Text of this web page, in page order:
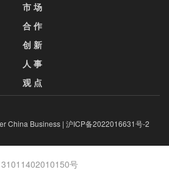
市 场
合 作
创 新
人 事
观 点
China Business | 沪ICP备2022016631号-2
号